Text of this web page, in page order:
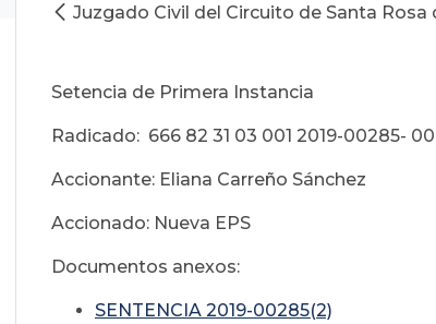
Juzgado Civil del Circuito de Santa Rosa
Mayo 10
Setencia de Primera Instancia
Radicado: 666 82 31 03 001 2019-00285- 00
Accionante: Eliana Carreño Sánchez
Accionado: Nueva EPS
Documentos anexos:
SENTENCIA 2019-00285(2)